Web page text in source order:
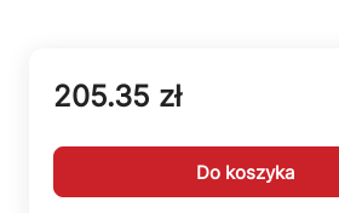
205.35 zł
Do koszyka